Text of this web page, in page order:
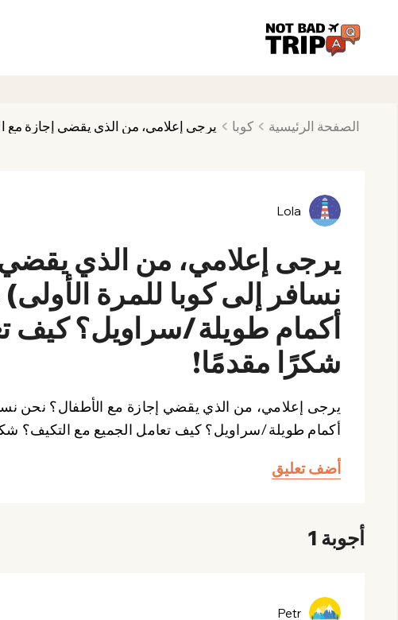
الصفحة الرئيسية كوبا
Lola
يرجى إعلامي، من الذي
نسافر إلى كوبا للمرة
أكمام طويلة/سراويل؟ كيف
شكرًا مقدمًا!
يرجى إعلامي، من الذي يقضي إجازة مع الأطفال؟ نحن
أكمام طويلة/سراويل؟ كيف تعامل الجميع مع التكيف؟
أضف تعليق
أجوبة 1
Petr